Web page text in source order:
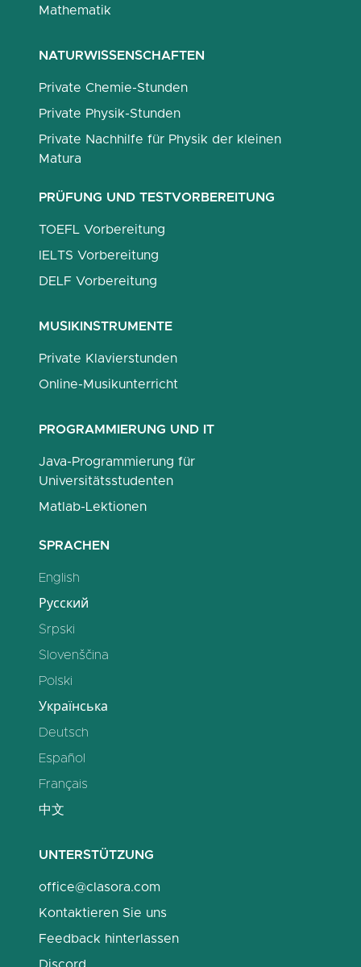
Mathematik
NATURWISSENSCHAFTEN
Private Chemie-Stunden
Private Physik-Stunden
Private Nachhilfe für Physik der kleinen
Matura
PRÜFUNG UND TESTVORBEREITUNG
TOEFL Vorbereitung
IELTS Vorbereitung
DELF Vorbereitung
MUSIKINSTRUMENTE
Private Klavierstunden
Online-Musikunterricht
PROGRAMMIERUNG UND IT
Java-Programmierung für
Universitätsstudenten
Matlab-Lektionen
SPRACHEN
English
Русский
Srpski
Slovenščina
Polski
Українська
Deutsch
Español
Français
中文
UNTERSTÜTZUNG
office@clasora.com
Kontaktieren Sie uns
Feedback hinterlassen